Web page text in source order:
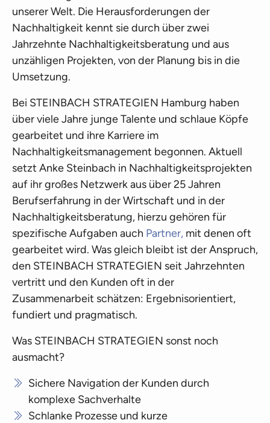
unserer Welt. Die Herausforderungen der
Nachhaltigkeit kennt sie durch über zwei
Jahrzehnte Nachhaltigkeitsberatung und aus
unzähligen Projekten, von der Planung bis in die
Umsetzung.
Bei STEINBACH STRATEGIEN Hamburg haben
über viele Jahre junge Talente und schlaue Köpfe
gearbeitet und ihre Karriere im
Nachhaltigkeitsmanagement begonnen. Aktuell
setzt Anke Steinbach in Nachhaltigkeitsprojekten
auf ihr großes Netzwerk aus über 25 Jahren
Berufserfahrung in der Wirtschaft und in der
Nachhaltigkeitsberatung, hierzu gehören für
spezifische Aufgaben auch Partner, mit denen oft
gearbeitet wird. Was gleich bleibt ist der Anspruch,
den STEINBACH STRATEGIEN seit Jahrzehnten
vertritt und den Kunden oft in der
Zusammenarbeit schätzen: Ergebnisorientiert,
fundiert und pragmatisch.
Was STEINBACH STRATEGIEN sonst noch
ausmacht?
Sichere Navigation der Kunden durch
komplexe Sachverhalte
Schlanke Prozesse und kurze